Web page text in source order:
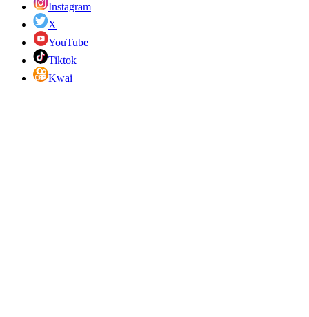
Instagram
X
YouTube
Tiktok
Kwai